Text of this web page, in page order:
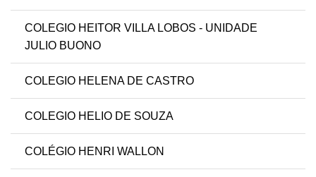
COLEGIO HEITOR VILLA LOBOS - UNIDADE
JULIO BUONO
COLEGIO HELENA DE CASTRO
COLEGIO HELIO DE SOUZA
COLÉGIO HENRI WALLON